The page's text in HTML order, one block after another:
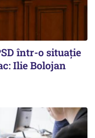
într-o situație
Ilie Bolojan